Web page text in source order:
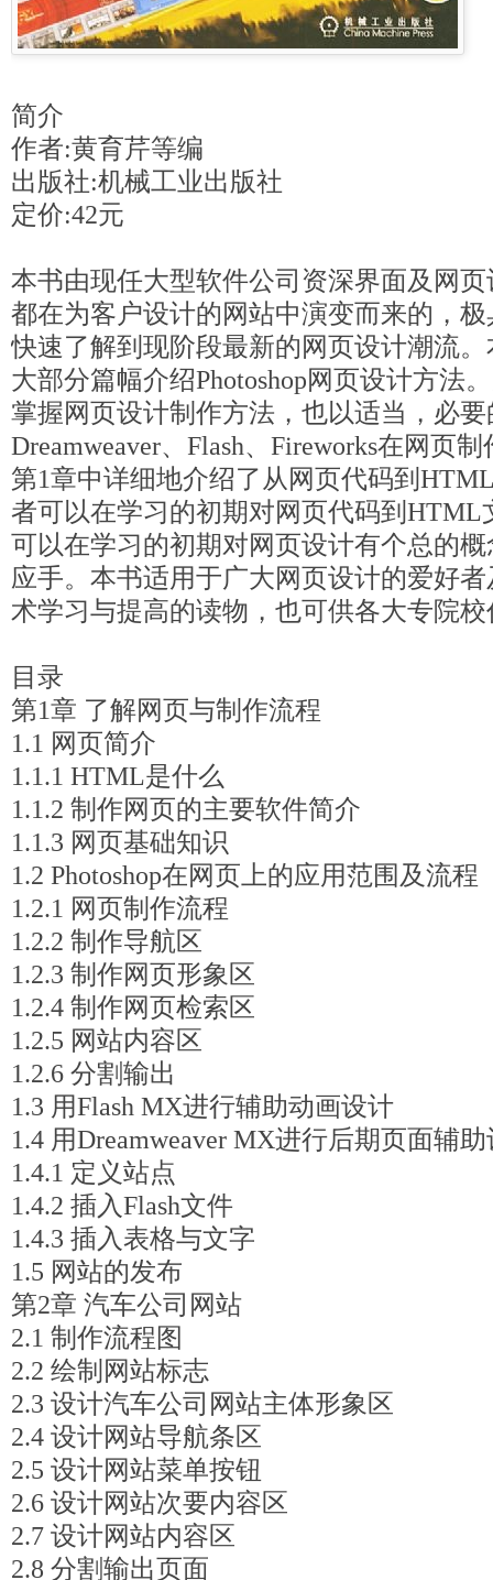
简介
作者:黄育芹等编
出版社:机械工业出版社
定价:42元
本书由现任大型软件公司资深界面及网
都在为客户设计的网站中演变而来的，
快速了解到现阶段最新的网页设计潮流
大部分篇幅介绍Photoshop网页设计方法
掌握网页设计制作方法，也以适当，必
Dreamweaver、Flash、Fireworks在网页
第1章中详细地介绍了从网页代码到
者可以在学习的初期对网页代码到HTML
可以在学习的初期对网页设计有个总的
应手。本书适用于广大网页设计的爱好
术学习与提高的读物，也可供各大专院
目录
第1章 了解网页与制作流程
1.1 网页简介
1.1.1 HTML是什么
1.1.2 制作网页的主要软件简介
1.1.3 网页基础知识
1.2 Photoshop在网页上的应用范围及流程
1.2.1 网页制作流程
1.2.2 制作导航区
1.2.3 制作网页形象区
1.2.4 制作网页检索区
1.2.5 网站内容区
1.2.6 分割输出
1.3 用Flash MX进行辅助动画设计
1.4 用Dreamweaver MX进行后期页面辅
1.4.1 定义站点
1.4.2 插入Flash文件
1.4.3 插入表格与文字
1.5 网站的发布
第2章 汽车公司网站
2.1 制作流程图
2.2 绘制网站标志
2.3 设计汽车公司网站主体形象区
2.4 设计网站导航条区
2.5 设计网站菜单按钮
2.6 设计网站次要内容区
2.7 设计网站内容区
2.8 分割输出页面